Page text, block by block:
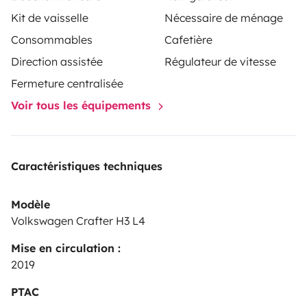
emergencia.Extintor.
Kit de vaisselle
Nécessaire de ménage
Consommables
Cafetière
Direction assistée
Régulateur de vitesse
Fermeture centralisée
Voir tous les équipements
Caractéristiques techniques
Modèle
Volkswagen Crafter H3 L4
Mise en circulation :
2019
PTAC